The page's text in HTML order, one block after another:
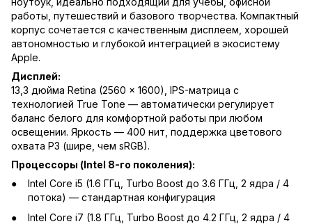
работы, путешествий и базового творчества. Компактный
корпус сочетается с качественным дисплеем, хорошей
автономностью и глубокой интеграцией в экосистему
Apple.
Дисплей:
13,3 дюйма Retina (2560 × 1600), IPS-матрица с
технологией True Tone — автоматически регулирует
баланс белого для комфортной работы при любом
освещении. Яркость — 400 нит, поддержка цветового
охвата P3 (шире, чем sRGB).
Процессоры (Intel 8-го поколения):
Intel Core i5 (1.6 ГГц, Turbo Boost до 3.6 ГГц, 2 ядра / 4
потока) — стандартная конфигурация
Intel Core i7 (1.8 ГГц, Turbo Boost до 4.2 ГГц, 2 ядра / 4